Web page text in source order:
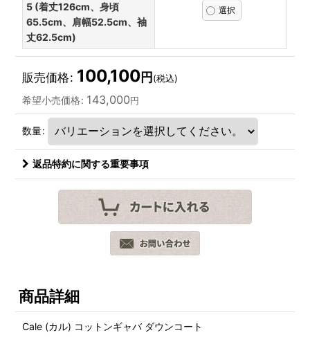
5 (着丈126cm、身頃
65.5cm、肩幅52.5cm、袖
丈62.5cm)
販売価格: 100,100円(税込)
希望小売価格: 143,000円
数量:
返品特約に関する重要事項
商品詳細
Cale (カル) コットンギャバ ダウンコート